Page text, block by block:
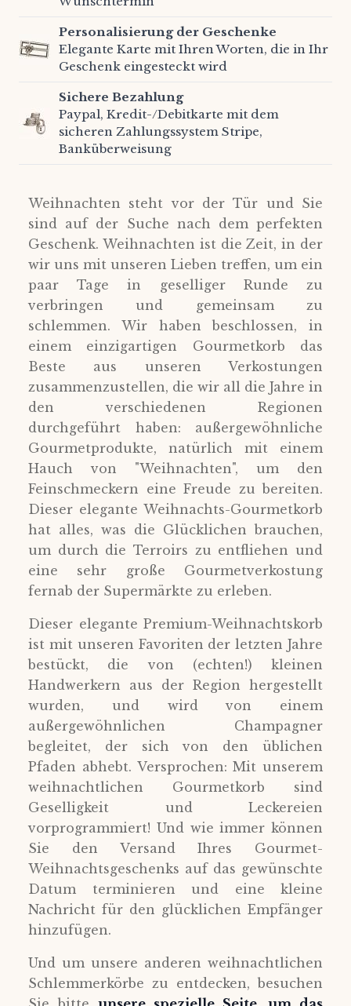
Personalisierung der Geschenke
Elegante Karte mit Ihren Worten, die in Ihr
Geschenk eingesteckt wird
Sichere Bezahlung
Paypal, Kredit-/Debitkarte mit dem
sicheren Zahlungssystem Stripe,
Banküberweisung
Weihnachten steht vor der Tür und Sie
sind auf der Suche nach dem perfekten
Geschenk. Weihnachten ist die Zeit, in der
wir uns mit unseren Lieben treffen, um ein
paar Tage in geselliger Runde zu
verbringen und gemeinsam zu
schlemmen. Wir haben beschlossen, in
einem einzigartigen Gourmetkorb das
Beste aus unseren Verkostungen
zusammenzustellen, die wir all die Jahre in
den verschiedenen Regionen
durchgeführt haben: außergewöhnliche
Gourmetprodukte, natürlich mit einem
Hauch von "Weihnachten", um den
Feinschmeckern eine Freude zu bereiten.
Dieser elegante Weihnachts-Gourmetkorb
hat alles, was die Glücklichen brauchen,
um durch die Terroirs zu entfliehen und
eine sehr große Gourmetverkostung
fernab der Supermärkte zu erleben.
Dieser elegante Premium-Weihnachtskorb
ist mit unseren Favoriten der letzten Jahre
bestückt, die von (echten!) kleinen
Handwerkern aus der Region hergestellt
wurden, und wird von einem
außergewöhnlichen Champagner
begleitet, der sich von den üblichen
Pfaden abhebt. Versprochen: Mit unserem
weihnachtlichen Gourmetkorb sind
Geselligkeit und Leckereien
vorprogrammiert! Und wie immer können
Sie den Versand Ihres Gourmet-
Weihnachtsgeschenks auf das gewünschte
Datum terminieren und eine kleine
Nachricht für den glücklichen Empfänger
hinzufügen.
Und um unsere anderen weihnachtlichen
Schlemmerkörbe zu entdecken, besuchen